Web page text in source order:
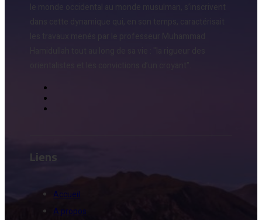
Liens
Accueil
A propos